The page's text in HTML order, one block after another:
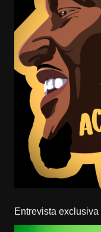
Entrevista